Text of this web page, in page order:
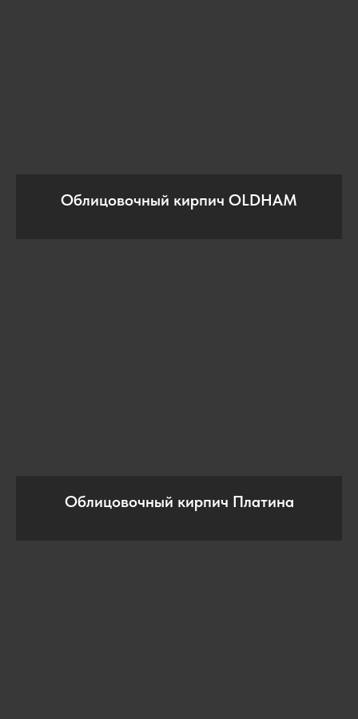
Облицовочный кирпич OLDHAM
Облицовочный кирпич Платина